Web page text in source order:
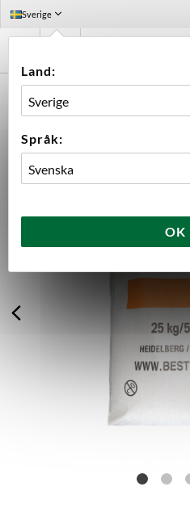
Sverige
Land:
Språk:
OK
BEST CARAMEL® HELL HELSÄCK 25 KG